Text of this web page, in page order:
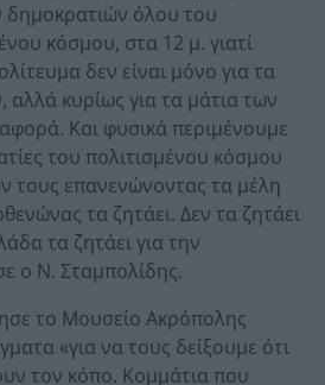
δημοκρατιών όλου του
κόσμου, στα 12 μ. γιατί
δεν είναι μόνο για τα
κυρίως για τα μάτια των
Και φυσικά περιμένουμε
του πολιτισμένου κόσμου
τους επανενώνοντας τα μέλη
τα ζητάει. Δεν τα ζητάει
τα ζητάει για την
ο Ν. Σταμπολίδης.
το Μουσείο Ακρόπολης
«για να τους δείξουμε ότι
τον κόπο. Κομμάτια που